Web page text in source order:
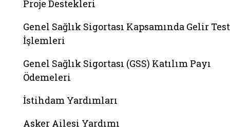
Proje Destekleri
Genel Sağlık Sigortası Kapsamında Gelir
İşlemleri
Genel Sağlık Sigortası (GSS) Katılım Payı
Ödemeleri
İstihdam Yardımları
Asker Ailesi Yardımı